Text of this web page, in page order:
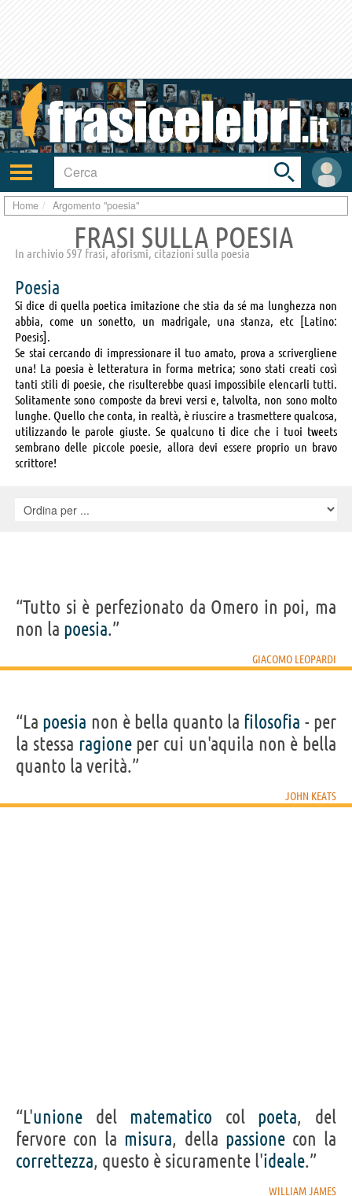
Attiva/disattiva
navigazione
User
area
Toggle
search
bar
Home Argomento "poesia"
FRASI SULLA POESIA
In archivio 597 frasi, aforismi, citazioni sulla poesia
Poesia
Si dice di quella poetica imitazione che stia da sé ma lunghezza non
abbia, come un sonetto, un madrigale, una stanza, etc [Latino:
Poesis].
Se stai cercando di impressionare il tuo amato, prova a scrivergliene
una! La poesia è letteratura in forma metrica; sono stati creati così
tanti stili di poesie, che risulterebbe quasi impossibile elencarli tutti.
Solitamente sono composte da brevi versi e, talvolta, non sono molto
lunghe. Quello che conta, in realtà, è riuscire a trasmettere qualcosa,
utilizzando le parole giuste. Se qualcuno ti dice che i tuoi tweets
sembrano delle piccole poesie, allora devi essere proprio un bravo
scrittore!
“Tutto si è perfezionato da Omero in poi, ma
non la poesia.”
GIACOMO LEOPARDI
“La poesia non è bella quanto la filosofia - per
la stessa ragioneper cui un'aquila non è bella
quanto la verità.”
JOHN KEATS
“L'unione del matematico col poeta, del
fervore con la misura, della passionecon la
correttezza, questo è sicuramente l'ideale.”
WILLIAM JAMES